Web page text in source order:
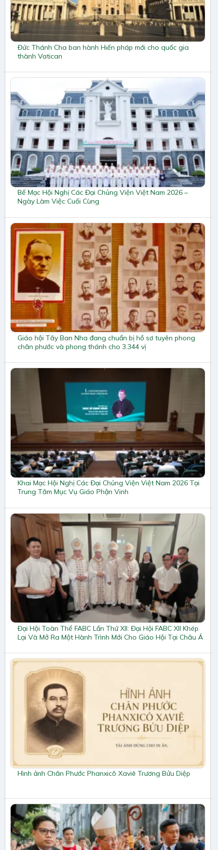
Đức Thánh Cha ban hành Hiến pháp mới cho quốc gia
thành Vatican
Bế Mạc Hội Nghị Các Đại Chủng Viện Việt Nam 2026 –
Ngày Làm Việc Cuối Cùng
Giáo hội Tây Ban Nha đang chuẩn bị hồ sơ tuyên phong
chân phước và phong thánh cho 3.344 vị
Khai Mạc Hội Nghị Các Đại Chủng Viện Việt Nam 2026 Tại
Trung Tâm Mục Vụ Giáo Phận Vinh
Đại Hội Toàn Thể FABC Lần Thứ XII: Đại Hội FABC XII Khép
Lại Và Mở Ra Một Hành Trình Mới Cho Giáo Hội Tại Châu Á
Hình ảnh Chân Phước Phanxicô Xaviê Trương Bửu Diệp